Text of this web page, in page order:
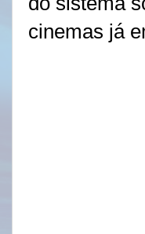
cinemas já